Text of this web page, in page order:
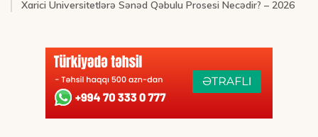
Xarici Universitetlərə Sənəd Qəbulu Prosesi Necədir? – 2026